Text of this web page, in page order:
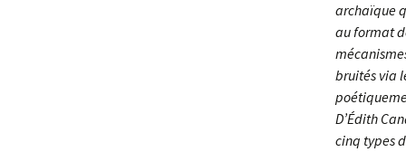
archaïque
au format
bruités via
D’Édith
cinq types